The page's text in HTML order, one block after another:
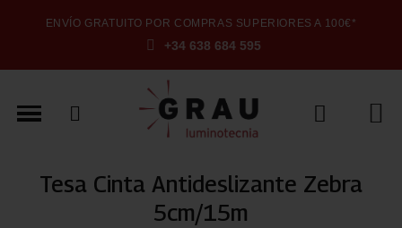
ENVÍO GRATUITO POR COMPRAS SUPERIORES A 100€*
+34 638 684 595
Tesa Cinta Antideslizante Zebra
5cm/15m